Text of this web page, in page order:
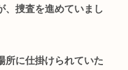
、捜査を進めていまし
所に仕掛けられていた